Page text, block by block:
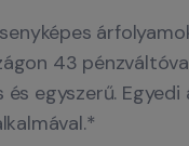
43
egyszerű.